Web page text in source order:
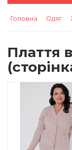
Головна Одяг
Плаття